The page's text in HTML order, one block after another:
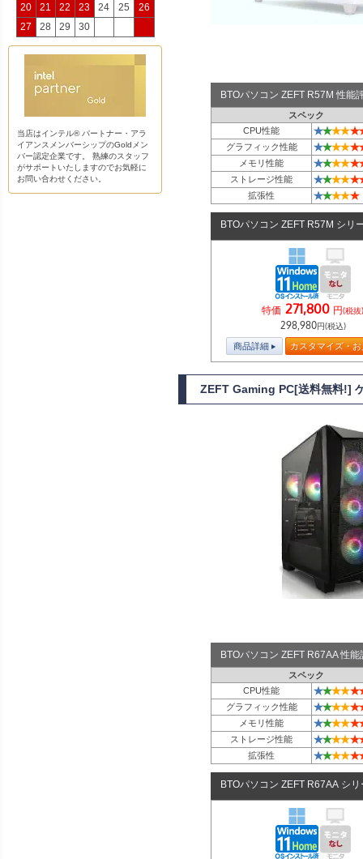
BTOパソコン ZEFT R57M 性能
スペック
CPU性能
★★★★★
グラフィック性能 ★★★★★
メモリ性能 ★★★★★
ストレージ性能 ★★★★★
拡張性 ★★★★★
BTOパソコン ZEFT R57M シリ
特価 271,800 円(税抜
298,980円(税込)
商品詳細 カスタマイズ・
ZEFT Gaming PC[送料無料!]
BTOパソコン ZEFT R67AA 性
スペック
CPU性能
★★★★★
グラフィック性能 ★★★★★
メモリ性能 ★★★★★
ストレージ性能 ★★★★★
拡張性 ★★★★★
BTOパソコン ZEFT R67AA シリ
20
21 22 23 24 25
26
27
28 29 30
当店はインテル® パートナー・アラ
イアンスメンバーシップのGoldメン
バー認定企業です。 熟練のスタッフ
がサポートいたしますのでお気軽に
お問い合わせください。